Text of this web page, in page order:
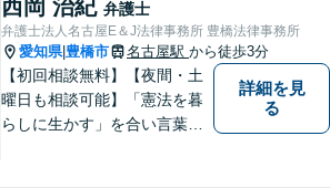
お気軽にご相談ください。
西岡 治紀 弁護士
弁護士法人名古屋E＆J法律事務所 豊橋法律事務所
愛知県| 豊橋市 名古屋駅 から徒歩3分
【初回相談無料】【夜間・土
曜日も相談可能】「憲法を暮
らしに生かす」を合い言葉
詳細を見
る